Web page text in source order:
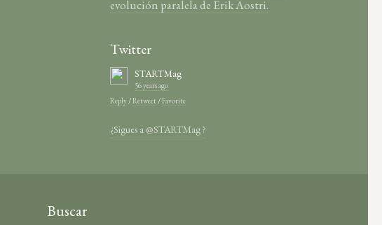
evolución paralela de Erik Aostri.
Twitter
STARTMag
56 years ago
Reply/Retweet/Favorite
¿Sigues a @STARTMag ?
Buscar